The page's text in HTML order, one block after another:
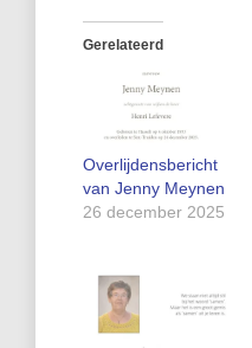
Gerelateerd
Overlijdensbericht
van Jenny Meynen
26 december 2025